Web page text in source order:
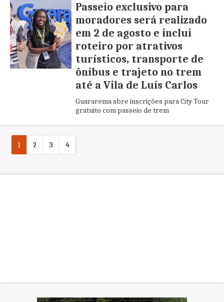
Passeio exclusivo para
moradores será realizado
em 2 de agosto e inclui
roteiro por atrativos
turísticos, transporte de
ônibus e trajeto no trem
até a Vila de Luís Carlos
Guararema abre inscrições para City Tour
gratuito com passeio de trem
1 2 3 4